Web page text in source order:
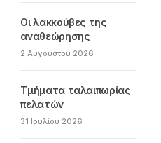
Οι λακκούβες της
αναθεώρησης
2 Αυγούστου 2026
Τμήματα ταλαιπωρίας
πελατών
31 Ιουλίου 2026